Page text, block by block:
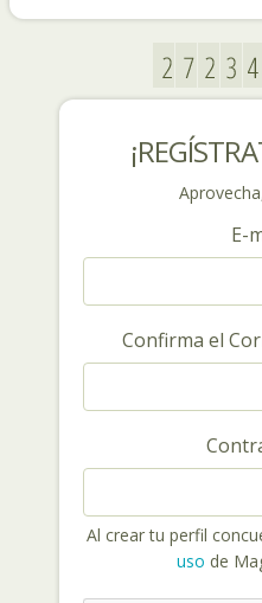
E-
Confirma el
Al crear tu perfil
uso de